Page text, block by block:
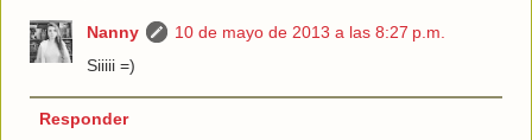
Nanny
10 de mayo de 2013 a las 8:27 p.m.
Siiiii =)
Responder